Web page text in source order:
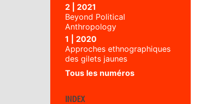
2 | 2021
Beyond Political
Anthropology
1 | 2020
Approches ethnographiques
des gilets jaunes
Tous les numéros
INDEX